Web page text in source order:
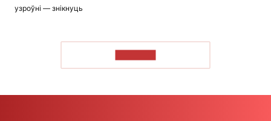
узроўні — знікнуць